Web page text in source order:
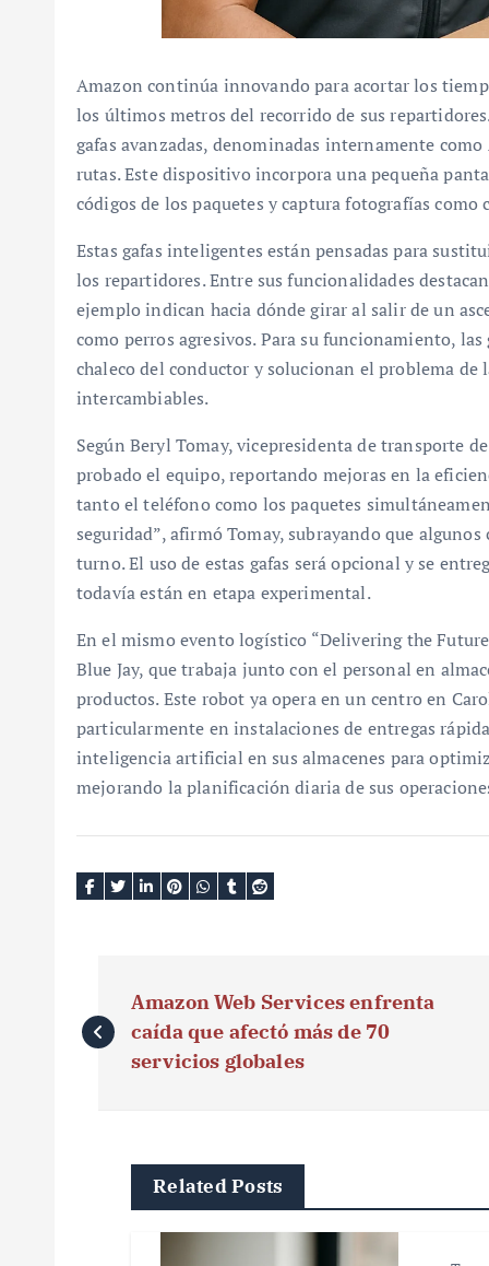
Amazon continúa innovando para acortar los
los últimos metros del recorrido de sus
gafas avanzadas, denominadas internamente
rutas. Este dispositivo incorpora una pequeña
códigos de los paquetes y captura fotografías como
Estas gafas inteligentes están pensadas para
los repartidores. Entre sus funcionalidades
ejemplo indican hacia dónde girar al salir de un
como perros agresivos. Para su funcionamiento,
chaleco del conductor y solucionan el problema de
intercambiables.
Según Beryl Tomay, vicepresidenta de transporte
probado el equipo, reportando mejoras en la
tanto el teléfono como los paquetes
seguridad”, afirmó Tomay, subrayando que
turno. El uso de estas gafas será opcional y se
todavía están en etapa experimental.
En el mismo evento logístico “Delivering the
Blue Jay, que trabaja junto con el personal en
productos. Este robot ya opera en un centro en
particularmente en instalaciones de entregas
inteligencia artificial en sus almacenes para
mejorando la planificación diaria de sus
a
Amazon Web Services enfrenta
caída que afectó más de 70
servicios globales
Related Posts